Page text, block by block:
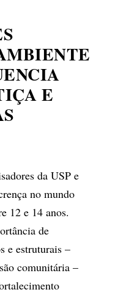
E
da USP e
no mundo
12 e 14 anos.
de
e estruturais –
comunitária –